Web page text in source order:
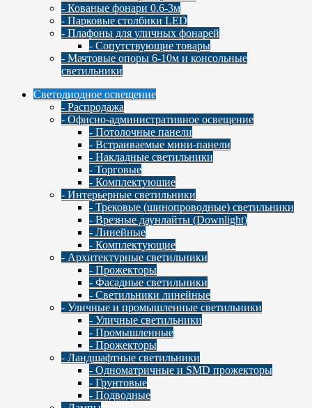
- Кованые фонари 0.6-3м
- Парковые столбики LED
- Плафоны для уличных фонарей
- Сопутствующие товары
- Мачтовые опоры 6-10м и консольные
светильники
Светодиодное освещение
- Распродажа
- Офисно-административное освещение
- Потолочные панели
- Встраиваемые мини-панели
- Накладные светильники
- Торговые
- Комплектующие
- Интерьерные светильники
- Трековые (шинопроводные) светильники
- Врезные даунлайты (Downlight)
- Линейные
- Комплектующие
- Архитектурные светильники
- Прожекторы
- Фасадные светильники
- Светильники линейные
- Уличные и промышленные светильники
- Уличные светильники
- Промышленные
- Прожекторы
- Ландшафтные светильники
- Одноматричные и SMD прожекторы
- Грунтовые
- Подводные